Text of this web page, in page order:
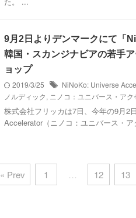
9月2日よりデンマークにて「
韓国・スカンジナビアの若手
ョップ
2019/3/25
NiNoKo: Universe
ノルディック, ニノコ：ユニバース・ア
株式会社フリッカは7日、今年の9月2
Accelerator（ニノコ：ユニバース・
« Prev 1 … 12 13